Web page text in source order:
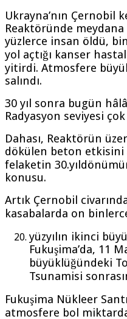
Ukrayna’nın Çernobil
Reaktöründe meydana
yüzlerce insan öldü,
yol açtığı kanser
yitirdi. Atmosfere
salındı.
30 yıl sonra bugün
Radyasyon seviyesi
Dahası, Reaktörün
dökülen beton etkisini
felaketin
konusu.
Artık Çernobil
kasabalarda on
yüzyılın ikinci
Fukuşima’da, 11
büyüklüğündeki
Tsunamisi
Fukuşima Nükleer
atmosfere bol